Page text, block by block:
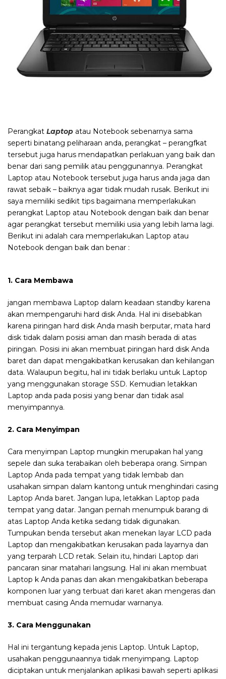
Perangkat Laptop atau Notebook sebenarnya sama
seperti binatang peliharaan anda, perangkat – perangfkat
tersebut juga harus mendapatkan perlakuan yang baik dan
benar dari sang pemilik atau penggunannya. Perangkat
Laptop atau Notebook tersebut juga harus anda jaga dan
rawat sebaik – baiknya agar tidak mudah rusak. Berikut ini
saya memiliki sedikit tips bagaimana memperlakukan
perangkat Laptop atau Notebook dengan baik dan benar
agar perangkat tersebut memiliki usia yang lebih lama lagi.
Berikut ini adalah cara memperlakukan Laptop atau
Notebook dengan baik dan benar :
1. Cara Membawa
jangan membawa Laptop dalam keadaan standby karena
akan mempengaruhi hard disk Anda. Hal ini disebabkan
karena piringan hard disk Anda masih berputar, mata hard
disk tidak dalam posisi aman dan masih berada di atas
piringan. Posisi ini akan membuat piringan hard disk Anda
baret dan dapat mengakibatkan kerusakan dan kehilangan
data. Walaupun begitu, hal ini tidak berlaku untuk Laptop
yang menggunakan storage SSD. Kemudian letakkan
Laptop anda pada posisi yang benar dan tidak asal
menyimpannya.
2. Cara Menyimpan
Cara menyimpan Laptop mungkin merupakan hal yang
sepele dan suka terabaikan oleh beberapa orang. Simpan
Laptop Anda pada tempat yang tidak lembab dan
usahakan simpan dalam kantong untuk menghindari casing
Laptop Anda baret. Jangan lupa, letakkan Laptop pada
tempat yang datar. Jangan pernah menumpuk barang di
atas Laptop Anda ketika sedang tidak digunakan.
Tumpukan benda tersebut akan menekan layar LCD pada
Laptop dan mengakibatkan kerusakan pada layarnya dan
yang terparah LCD retak. Selain itu, hindari Laptop dari
pancaran sinar matahari langsung. Hal ini akan membuat
Laptop k Anda panas dan akan mengakibatkan beberapa
komponen luar yang terbuat dari karet akan mengeras dan
membuat casing Anda memudar warnanya.
3. Cara Menggunakan
Hal ini tergantung kepada jenis Laptop. Untuk Laptop,
usahakan penggunaannya tidak menyimpang. Laptop
diciptakan untuk menjalankan aplikasi bawah seperti aplikasi